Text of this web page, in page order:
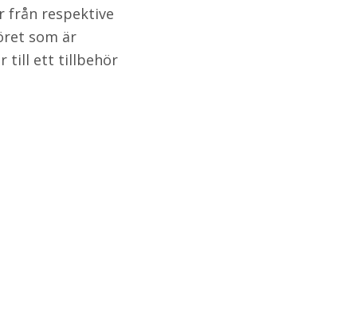
från respektive
som är
till ett tillbehör